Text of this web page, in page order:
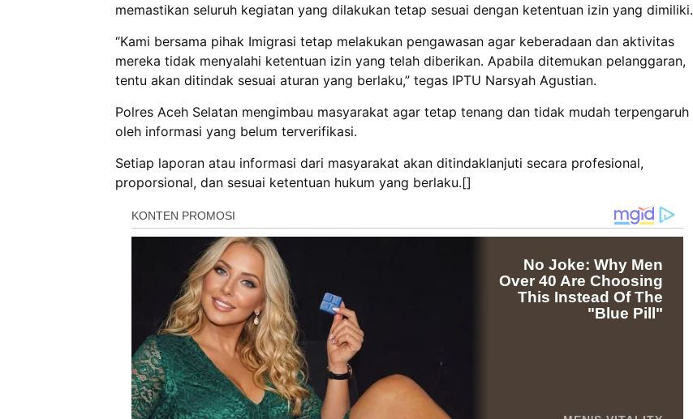
memastikan seluruh kegiatan yang dilakukan tetap sesuai dengan ketentuan izin yang dimiliki.
“Kami bersama pihak Imigrasi tetap melakukan pengawasan agar keberadaan dan aktivitas
mereka tidak menyalahi ketentuan izin yang telah diberikan. Apabila ditemukan pelanggaran,
tentu akan ditindak sesuai aturan yang berlaku,” tegas IPTU Narsyah Agustian.
Polres Aceh Selatan mengimbau masyarakat agar tetap tenang dan tidak mudah terpengaruh
oleh informasi yang belum terverifikasi.
Setiap laporan atau informasi dari masyarakat akan ditindaklanjuti secara profesional,
proporsional, dan sesuai ketentuan hukum yang berlaku.[]